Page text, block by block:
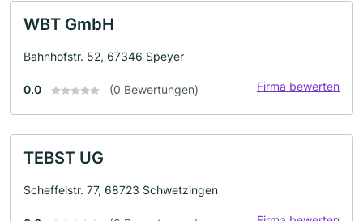
WBT GmbH
Bahnhofstr. 52, 67346 Speyer
0.0 (0 Bewertungen) Firma bewerten
TEBST UG
Scheffelstr. 77, 68723 Schwetzingen